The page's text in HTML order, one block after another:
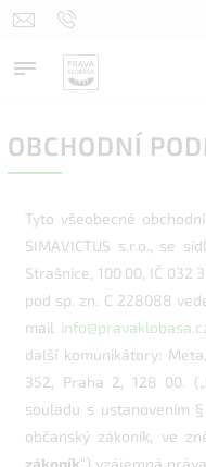
OBCHODNÍ
Tyto všeobecné
SIMAVICTUS s.r.o., se
Strašnice, 100 00, IČ 032
pod sp. zn. C 228088
mail
další komunikátory:
352, Praha 2, 128 00. („
souladu s ustanovením
občanský zákoník, ve
zákoník") vzájemná